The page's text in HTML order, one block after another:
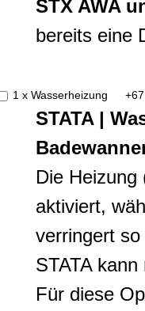
STX AWA
bereits eine
1 x Wasserheizung +
STATA |
Die
aktiviert,
verringert
STATA
Für diese